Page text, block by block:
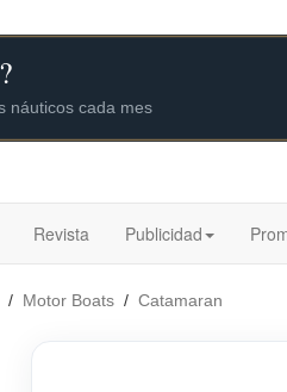
Revista Publicidad
/ Motor Boats / Catamaran